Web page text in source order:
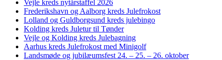
Vejle kreds nytårstaffel 2026
Frederikshavn og Aalborg kreds Julefrokost
Lolland og Guldborgsund kreds julebingo
Kolding kreds Juletur til Tønder
Vejle og Kolding kreds Julebagning
Aarhus kreds Julefrokost med Minigolf
Landsmøde og jubilæumsfest 24. – 25. – 26. oktober